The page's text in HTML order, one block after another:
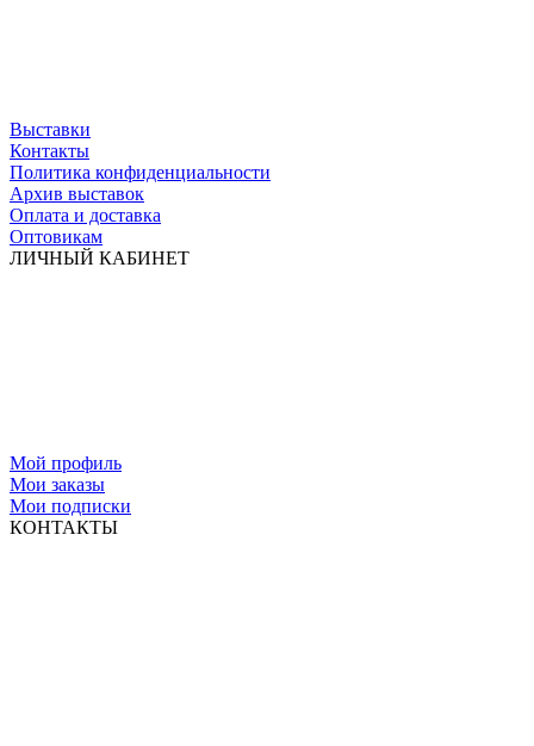
Выставки
Контакты
Политика конфиденциальности
Архив выставок
Оплата и доставка
Оптовикам
ЛИЧНЫЙ КАБИНЕТ
Мой профиль
Мои заказы
Мои подписки
КОНТАКТЫ